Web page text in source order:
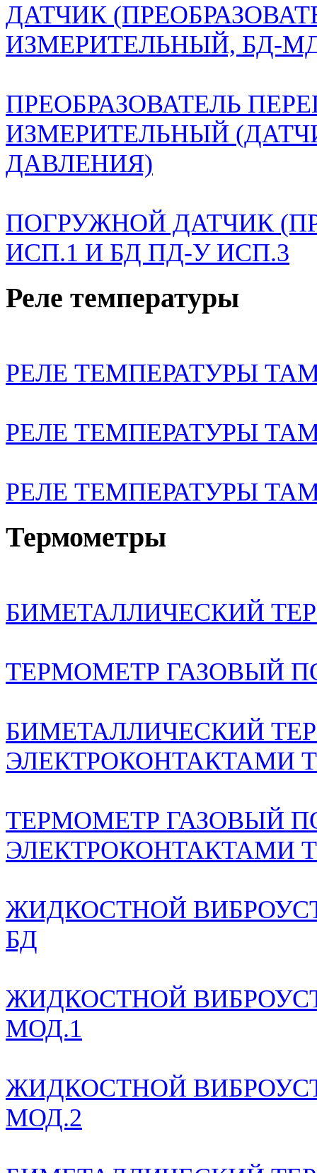
ДАТЧИК
ИЗМЕРИТЕЛЬНЫЙ, БД-
ПРЕОБРАЗОВАТЕЛЬ
ИЗМЕРИТЕЛЬНЫЙ
ДАВЛЕНИЯ)
ПОГРУЖНОЙ ДАТЧИК
ИСП.1 И БД ПД-У ИСП.3
Реле температуры
РЕЛЕ ТЕМПЕРАТУРЫ
РЕЛЕ ТЕМПЕРАТУРЫ
РЕЛЕ ТЕМПЕРАТУРЫ
Термометры
БИМЕТАЛЛИЧЕСКИЙ
ТЕРМОМЕТР ГАЗОВЫЙ
БИМЕТАЛЛИЧЕСКИЙ
ЭЛЕКТРОКОНТАКТАМИ
ТЕРМОМЕТР ГАЗОВЫЙ
ЭЛЕКТРОКОНТАКТАМИ
ЖИДКОСТНОЙ
БД
ЖИДКОСТНОЙ
МОД.1
ЖИДКОСТНОЙ
МОД.2